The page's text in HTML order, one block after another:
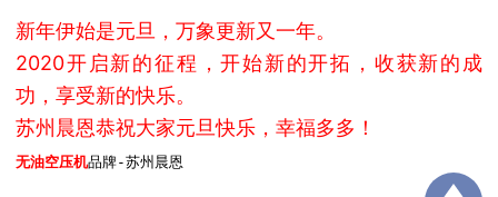
新年伊始是元旦，万象更新又一年。
2020开启新的征程，开始新的开拓，收获新的成
功，享受新的快乐。
苏州晨恩恭祝大家元旦快乐，幸福多多！
无油空压机品牌-苏州晨恩